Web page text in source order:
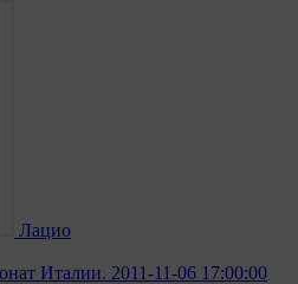
Лацио
Италии. 2011-11-06 17:00:00